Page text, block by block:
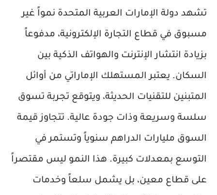
تشهد دولة الإمارات العربية المتحدة نمواً غير
مسبوق في قطاع التجارة الإلكترونية، مدفوعاً
بزيادة انتشار الإنترنت والهواتف الذكية بين
السكان. يعتبر المستهلك الإماراتي من أوائل
المتبنين للتقنيات الحديثة، ويتوقع تجربة تسوق
سلسة وسريعة وذات جودة عالية. تتجاوز قيمة
السوق مليارات الدراهم سنوياً وتستمر في
التوسع بمعدلات كبيرة. هذا النمو ليس مقتصراً
على قطاع معين، بل يشمل سلعاً وخدمات